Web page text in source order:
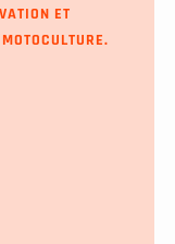
ET